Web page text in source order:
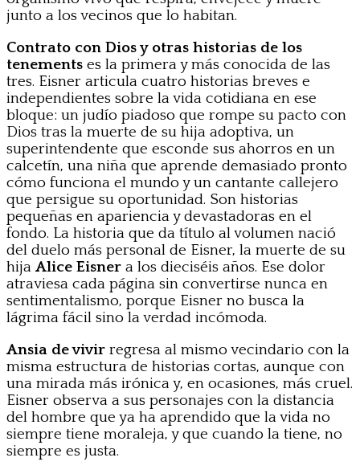
junto a los vecinos que lo habitan.
Contrato con Dios y otras historias de los
tenements es la primera y más conocida de las
tres. Eisner articula cuatro historias breves e
independientes sobre la vida cotidiana en ese
bloque: un judío piadoso que rompe su pacto con
Dios tras la muerte de su hija adoptiva, un
superintendente que esconde sus ahorros en un
calcetín, una niña que aprende demasiado pronto
cómo funciona el mundo y un cantante callejero
que persigue su oportunidad. Son historias
pequeñas en apariencia y devastadoras en el
fondo. La historia que da título al volumen nació
del duelo más personal de Eisner, la muerte de su
hija Alice Eisner a los dieciséis años. Ese dolor
atraviesa cada página sin convertirse nunca en
sentimentalismo, porque Eisner no busca la
lágrima fácil sino la verdad incómoda.
Ansia de vivir regresa al mismo vecindario con la
misma estructura de historias cortas, aunque con
una mirada más irónica y, en ocasiones, más cruel.
Eisner observa a sus personajes con la distancia
del hombre que ya ha aprendido que la vida no
siempre tiene moraleja, y que cuando la tiene, no
siempre es justa.